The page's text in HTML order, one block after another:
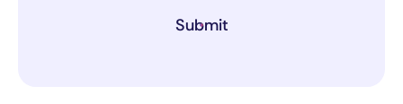
Submit